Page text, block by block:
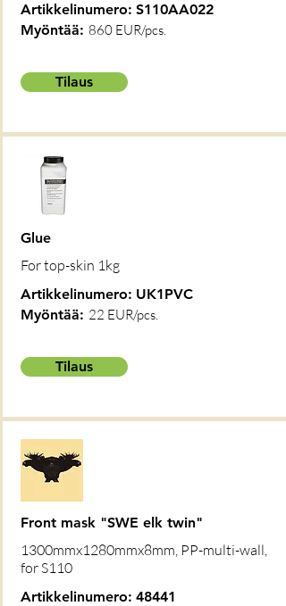
Artikkelinumero: S110AA022
Myöntää: 860 EUR/pcs.
Tilaus
Glue
For top-skin 1kg
Artikkelinumero: UK1PVC
Myöntää: 22 EUR/pcs.
Tilaus
Front mask "SWE elk twin"
1300mmx1280mmx8mm, PP-multi-wall,
for S110
Artikkelinumero: 48441